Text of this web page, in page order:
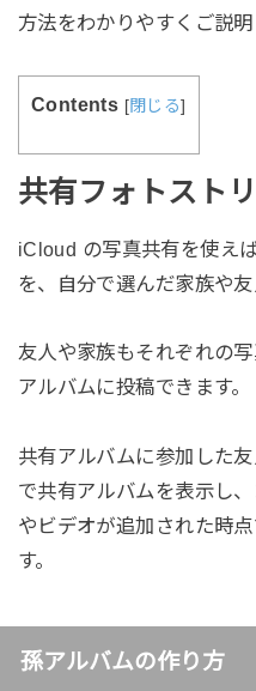
方法をわかりやすくご説明
Contents [閉じる]
共有フォトスト
iCloud の写真共有を使え
を、自分で選んだ家族や友
友人や家族もそれぞれの
アルバムに投稿できます。
共有アルバムに参加した
で共有アルバムを表示し
やビデオが追加された時
す。
孫アルバムの作り方